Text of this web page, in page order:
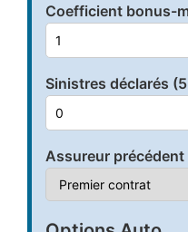
Coefficient bonus-
Sinistres déclarés
Assureur précédent